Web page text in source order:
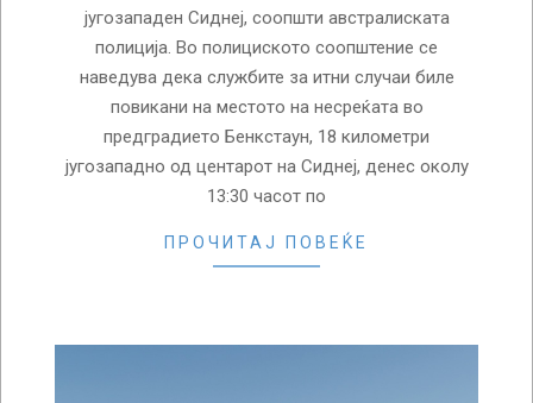
југозападен Сиднеј, соопшти австралиската
полиција. Во полициското соопштение се
наведува дека службите за итни случаи биле
повикани на местото на несреќата во
предградието Бенкстаун, 18 километри
југозападно од центарот на Сиднеј, денес околу
13:30 часот по
ПРОЧИТАЈ ПОВЕЌЕ